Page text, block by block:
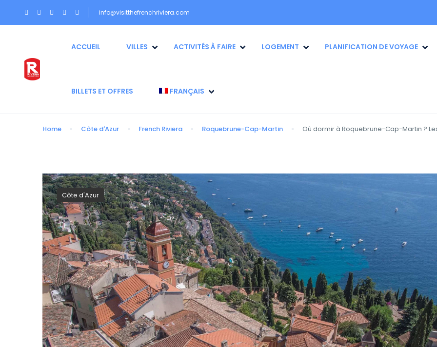
info@visitthefrenchriviera.com
ACCUEIL VILLES ACTIVITÉS À FAIRE LOGEMENT PLANIFICATION DE VOYAGE
BILLETS ET OFFRES FRANÇAIS
Home Côte d'Azur French Riviera Roquebrune-Cap-Martin Où dormir à Roquebrune-Cap-Martin ?
Côte d'Azur